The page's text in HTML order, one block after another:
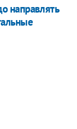
направлять